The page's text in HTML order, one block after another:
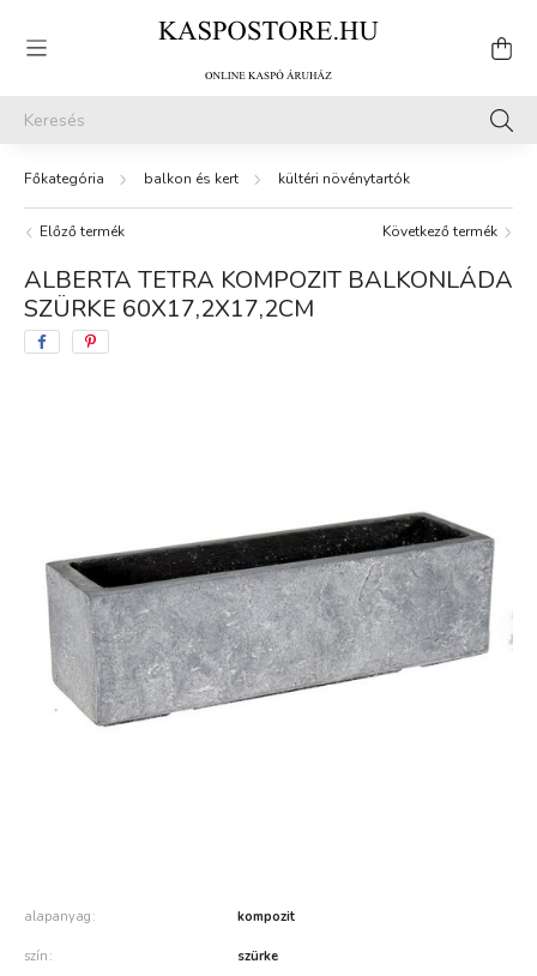
balkon és kert kültéri növénytartók
Előző termék Következő termék
ALBERTA TETRA KOMPOZIT BALKONLÁDA
SZÜRKE 60X17,2X17,2CM
alapanyag kompozit
szín szürke